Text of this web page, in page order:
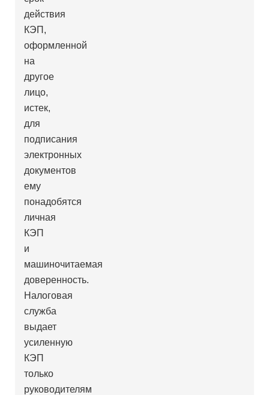
действия
КЭП,
оформленной
на
другое
лицо,
истек,
для
подписания
электронных
документов
ему
понадобятся
личная
КЭП
и
машиночитаемая
доверенность.
Налоговая
служба
выдает
усиленную
КЭП
только
руководителям